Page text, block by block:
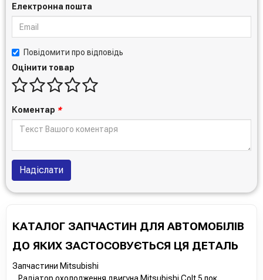
Електронна пошта
Повідомити про відповідь
Оцінити товар
Коментар *
Надіслати
КАТАЛОГ ЗАПЧАСТИН ДЛЯ АВТОМОБІЛІВ
ДО ЯКИХ ЗАСТОСОВУЄТЬСЯ ЦЯ ДЕТАЛЬ
Запчастини Mitsubishi